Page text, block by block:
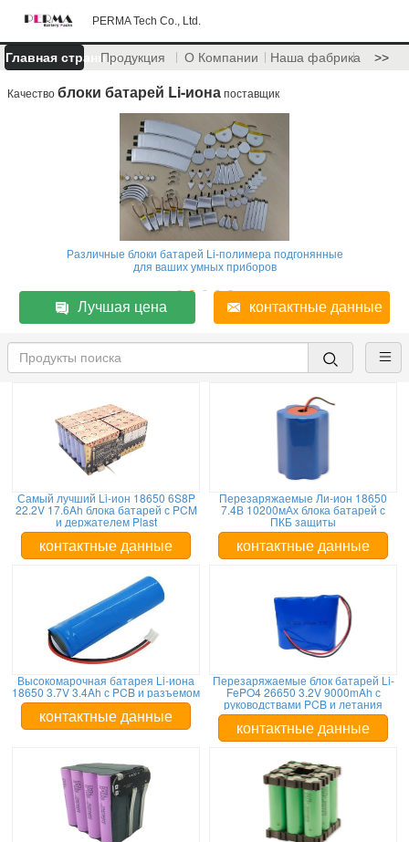
PERMA Tech Co., Ltd.
Главная страницаПродукция О Компании Наша фабрика >>
Качество блоки батарей Li-иона поставщик
Различные блоки батарей Li-полимера подгонянные
для ваших умных приборов
Лучшая цена контактные данные
Самый лучший Li-ион 18650 6S8P
22.2V 17.6Ah блока батарей с PCM
и держателем Plast
контактные данные
Перезаряжаемые Ли-ион 18650
7.4В 10200мАх блока батарей с
ПКБ защиты
контактные данные
Высокомарочная батарея Li-иона
18650 3.7V 3.4Ah с PCB и разъемом
контактные данные
Перезаряжаемые блок батарей Li-
FePO4 26650 3.2V 9000mAh с
руководствами PCB и летания
контактные данные